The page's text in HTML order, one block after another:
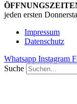
jeden ersten
Impressum
Datenschutz
Whatsapp Instagram
Suche